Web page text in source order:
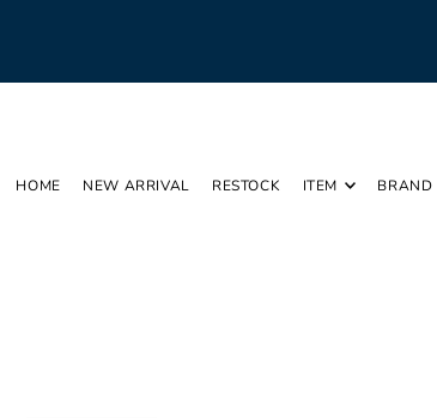
HOME NEW ARRIVAL RESTOCK ITEM BRAND